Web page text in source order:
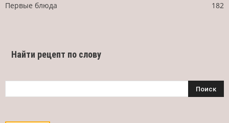
Первые блюда
182
Найти рецепт по слову